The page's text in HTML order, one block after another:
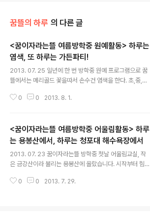
꿈뜰의 하루 의 다른 글
<꿈이자라는뜰 여름방학중 원예활동> 하루는
염색, 또 하루는 가든파티!
2013. 07. 25 일년에 한 번 방학중 원예 프로그램으로 꿈
뜰에서는 메리골드 꽃을따서 손수건 염색을 한다. 초,중,고
걸리고 힘도 들텐데 해오던 습관이 있어서 곧잘 해내는 아
2013. 08. 01 8월 1일은 방학중 원예활동 두번째시간이
자 마지막날이었는데요, 농장에 자기 텃밭이 있는 꿈이자
라는뜰 초•중 아이들이 자기 텃밭에서 수확한 토마토와 쌈
채를 삼겹살과 함께 나눠먹는 날이었습니다. 잘익은 옥수
수를 따서 그 자리에서 바로 삶아먹으면 어떤 맛일지, 안 먹
어본 사람은 절대 모르실거에요. 빨갛게 잘익은 완숙 토마
0 0 2013. 8. 1.
<꿈이자라는뜰 여름방학중 어울림활동> 하루
는 용봉산에서, 하루는 청포대 해수욕장에서
2013. 07. 23 꿈이자라는뜰 방학중 첫날 어울림교실, 작
은 금강산이라 불리는 용봉산에 올랐습니다. 시작부터 힘
울렁 잘도 올라갔다왔습니다_약 3km, 2시간 소요 2013.
0 0 2013. 7. 29.